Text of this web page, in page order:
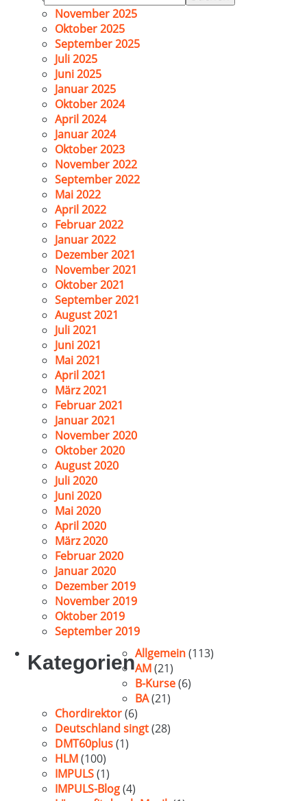
nach:
November 2025
Oktober 2025
September 2025
Juli 2025
Juni 2025
Januar 2025
Oktober 2024
April 2024
Januar 2024
Oktober 2023
November 2022
September 2022
Mai 2022
April 2022
Februar 2022
Januar 2022
Dezember 2021
November 2021
Oktober 2021
September 2021
August 2021
Juli 2021
Juni 2021
Mai 2021
April 2021
März 2021
Februar 2021
Januar 2021
November 2020
Oktober 2020
August 2020
Juli 2020
Juni 2020
Mai 2020
April 2020
März 2020
Februar 2020
Januar 2020
Dezember 2019
November 2019
Oktober 2019
September 2019
KategorienAllgemein(113)
AM(21)
B-Kurse(6)
BA(21)
Chordirektor(6)
Deutschland singt(28)
DMT60plus(1)
HLM(100)
IMPULS(1)
IMPULS-Blog(4)